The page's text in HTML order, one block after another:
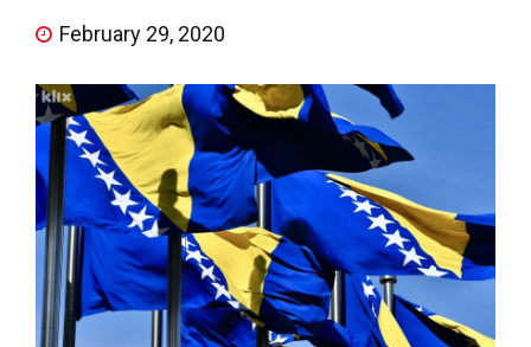
February 29, 2020